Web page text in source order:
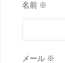
名前 ※
メール ※